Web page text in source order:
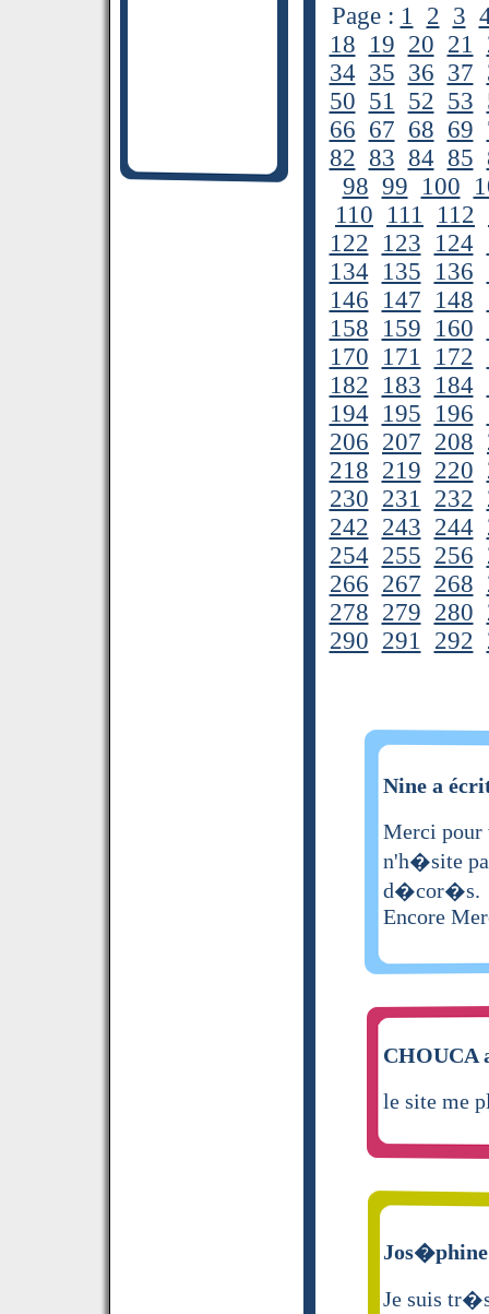
Page : 1 2 3
18 19 20 21
34 35 36 37
50 51 52 53
66 67 68 69
82 83 84 85
98 99 100
110 111 112
122 123 124
134 135 136
146 147 148
158 159 160
170 171 172
182 183 184
194 195 196
206 207 208
218 219 220
230 231 232
242 243 244
254 255 256
266 267 268
278 279 280
290 291 292
Nine a
Merci pour
n'h�site
d�cor�s.
Encore
CHOUCA
le site me
Je suis